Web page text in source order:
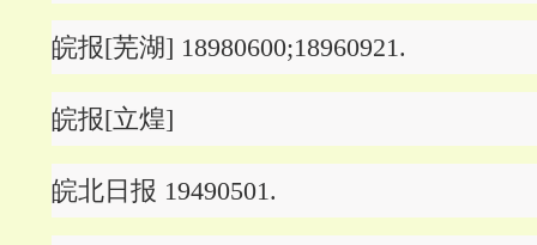
皖报[芜湖] 18980600;18960921.
皖报[立煌]
皖北日报 19490501.